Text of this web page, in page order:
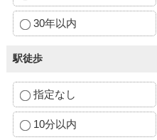
30年以内
駅徒歩
指定なし
10分以内